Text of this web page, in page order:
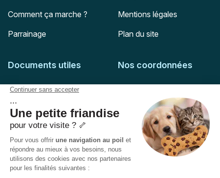
Comment ça marche ?
Parrainage
Mentions légales
Plan du site
Documents utiles
Feuille de soins
Conditions générales
Politique de confidentialité
Politique des Cookies
Accessibilité :
Nos coordonnées
51-55 rue Hoche
94767
Ivry-sur-Seine
Pas encore client ?
Mail :
adhesion@assuropoil.com
Tel :
01 77 94 89 02